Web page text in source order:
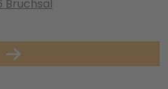
Bruchsal